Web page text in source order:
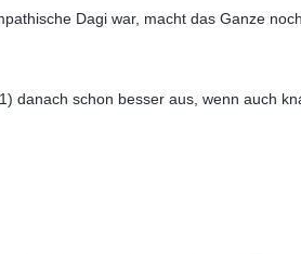
Dagi war, macht das Ganze
danach schon besser aus, wenn auch